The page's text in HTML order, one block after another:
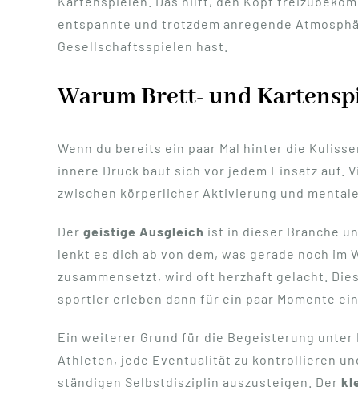
entspannte und trotzdem anregende
Gesellschaftsspielen hast.
Warum Brett- und
Wenn du bereits ein paar Mal hinter die
innere Druck baut sich vor jedem Einsatz auf.
zwischen körperlicher Aktivierung und
Der geistige Ausgleich ist in dieser Branche
lenkt es dich ab von dem, was gerade noch
zusammensetzt, wird oft herzhaft gelacht.
sportler erleben dann für ein paar Momente
Ein weiterer Grund für die Begeisterung
Athleten, jede Eventualität zu kontrollieren
ständigen Selbstdisziplin auszusteigen. Der